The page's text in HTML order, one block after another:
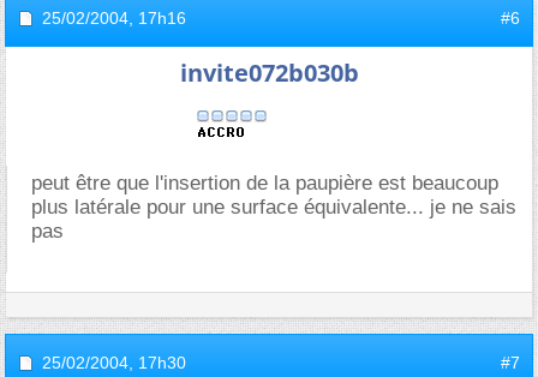
25/02/2004, 17h16 #6
invite072b030b
peut être que l'insertion de la paupière est beaucoup
plus latérale pour une surface équivalente... je ne sais
pas
25/02/2004, 17h30 #7